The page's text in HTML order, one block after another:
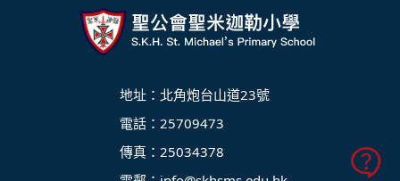
地址：北角炮台山道23號
電話：25709473
傳真：25034378